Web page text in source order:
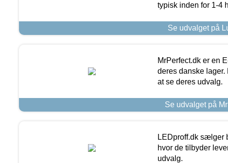
typisk inden for 1-4
Se udvalget på
MrPerfect.dk er en
deres danske lager.
at se deres udvalg.
Se udvalget på
LEDproff.dk sælger
hvor de tilbyder
udvalg.